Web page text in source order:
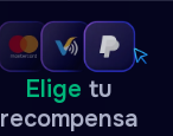
Elige tu
recompensa